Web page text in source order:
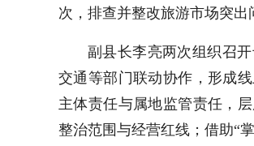
次，排查并整改旅游市场突出
副县长李亮两次组织召
交通等部门联动协作，形成
主体责任与属地监管责任，
整治范围与经营红线；借助“